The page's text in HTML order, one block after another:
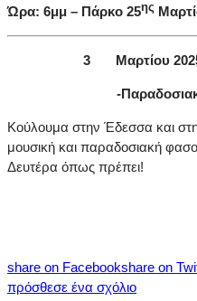
Ώρα: 6μμ – Πάρκο 25ης
3 Μαρτίου
-
Κούλουμα στην Έδεσσα και
μουσική και παραδοσιακή
Δευτέρα όπως πρέπει!
share on Facebookshare on
πρόσθεσε ένα σχόλιο